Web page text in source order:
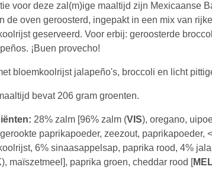
voor deze zal(m)ige maaltijd zijn Mexicaanse
de oven geroosterd, ingepakt in een mix van
geserveerd. Voor erbij: geroosterde
¡Buen provecho!
bloemkoolrijst jalapeño's, broccoli en licht
bevat 206 gram groenten.
28% zalm [96% zalm (VIS), oregano,
paprikapoeder, zeezout, paprikapoeder,
6% sinaasappelsap, paprika rood, 4%
), maïszetmeel], paprika groen, cheddar rood [